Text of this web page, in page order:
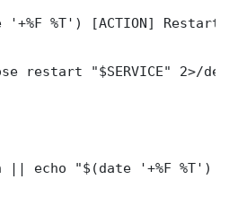
'+%F %T') [ACTION]
restart "$SERVICE" 2>/
|| echo "$(date '+%F %T')